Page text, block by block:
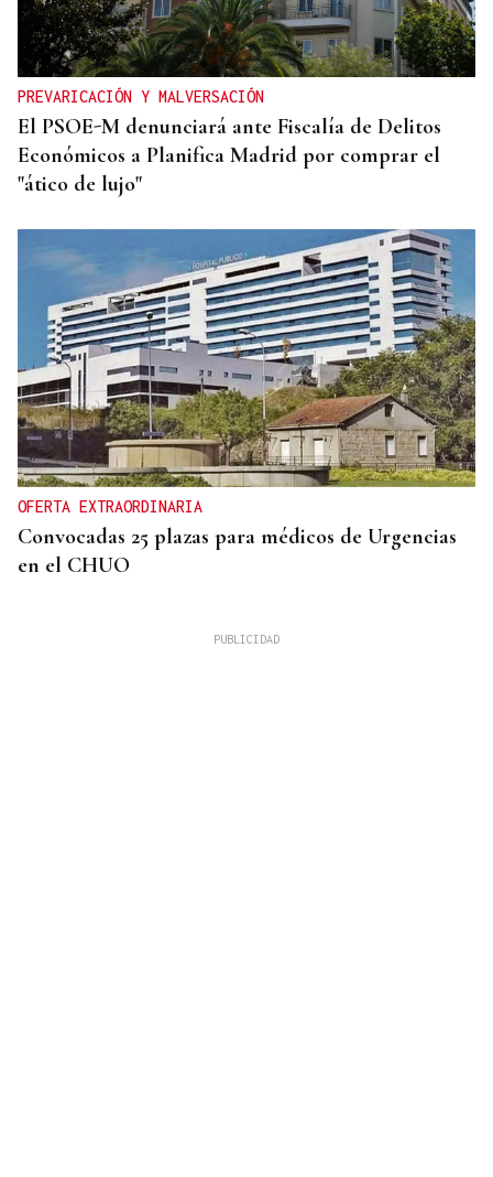
PREVARICACIÓN Y MALVERSACIÓN
El PSOE-M denunciará ante Fiscalía de Delitos
Económicos a Planifica Madrid por comprar el
"ático de lujo"
OFERTA EXTRAORDINARIA
Convocadas 25 plazas para médicos de Urgencias
en el CHUO